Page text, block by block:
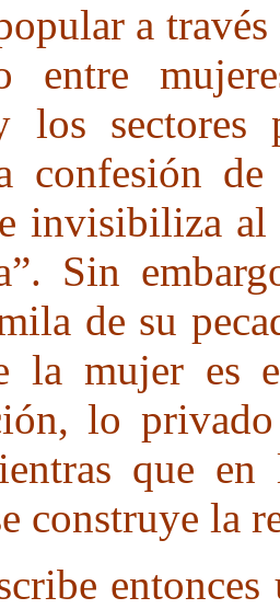
a
entre
los sectores
confesión
invisibiliza
Sin
de su
la mujer es
lo
que
construye la